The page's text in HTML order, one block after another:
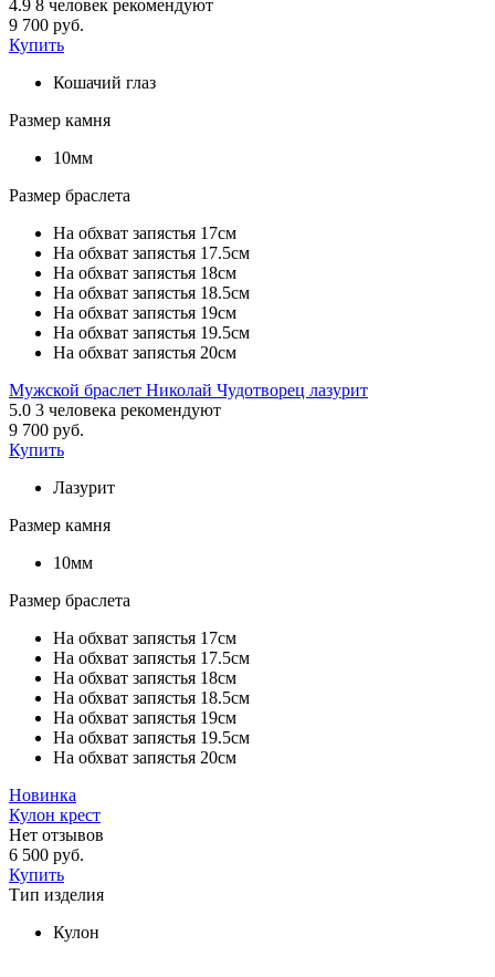
4.9 8 человек рекомендуют
9 700 руб.
Купить
Кошачий глаз
Размер камня
10мм
Размер браслета
На обхват запястья 17см
На обхват запястья 17.5см
На обхват запястья 18см
На обхват запястья 18.5см
На обхват запястья 19см
На обхват запястья 19.5см
На обхват запястья 20см
Мужской браслет Николай Чудотворец лазурит
5.0 3 человека рекомендуют
9 700 руб.
Купить
Лазурит
Размер камня
10мм
Размер браслета
На обхват запястья 17см
На обхват запястья 17.5см
На обхват запястья 18см
На обхват запястья 18.5см
На обхват запястья 19см
На обхват запястья 19.5см
На обхват запястья 20см
Новинка
Кулон крест
Нет отзывов
6 500 руб.
Купить
Тип изделия
Кулон